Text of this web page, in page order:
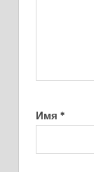
Имя *